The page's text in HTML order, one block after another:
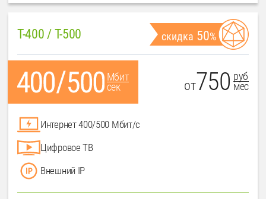
T-400 / T-500 скидка 50%
Мбит
сек
от750 руб
мес
Интернет 400/500 Мбит/с
Цифровое ТВ
Внешний IP